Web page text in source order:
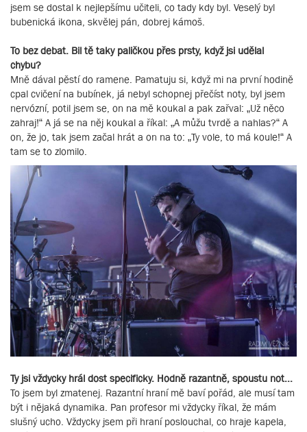
jsem se dostal k nejlepšímu učiteli, co tady kdy byl. Veselý byl
bubenická ikona, skvělej pán, dobrej kámoš.
To bez debat. Bil tě taky paličkou přes prsty, když jsi udělal
chybu?
Mně dával pěstí do ramene. Pamatuju si, když mi na první hodině
cpal cvičení na bubínek, já nebyl schopnej přečíst noty, byl jsem
nervózní, potil jsem se, on na mě koukal a pak zařval: „Už něco
zahraj!“ A já se na něj koukal a říkal: „A můžu tvrdě a nahlas?“ A
on, že jo, tak jsem začal hrát a on na to: „Ty vole, to má koule!“ A
tam se to zlomilo.
Ty jsi vždycky hrál dost specificky. Hodně razantně, spoustu not...
To jsem byl zmatenej. Razantní hraní mě baví pořád, ale musí tam
být i nějaká dynamika. Pan profesor mi vždycky říkal, že mám
slušný ucho. Vždycky jsem při hraní poslouchal, co hraje kapela,